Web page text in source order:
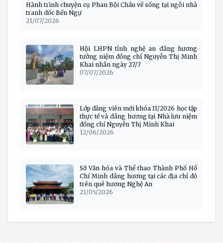
Hành trình chuyện cụ Phan Bội Châu về sống tại ngôi nhà
tranh dốc Bến Ngự
21/07/2026
Hội LHPN tỉnh nghệ an dâng hương
tưởng niệm đồng chí Nguyễn Thị Minh
Khai nhân ngày 27/7
07/07/2026
Lớp đảng viên mới khóa II/2026 học tập
thực tế và dâng hương tại Nhà lưu niệm
đồng chí Nguyễn Thị Minh Khai
12/06/2026
Sở Văn hóa và Thể thao Thành Phố Hồ
Chí Minh dâng hương tại các địa chỉ đỏ
trên quê hương Nghệ An
21/05/2026